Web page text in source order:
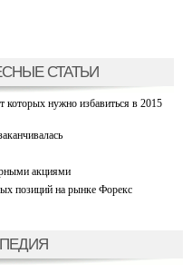
СТАТЬИ
которых нужно избавиться в 2015
акциями
позиций на рынке Форекс